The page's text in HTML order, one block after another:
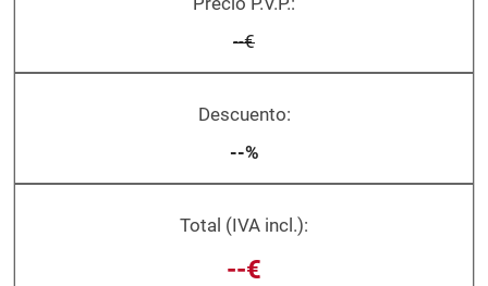
--€
Descuento:
--%
Total (IVA incl.):
--€